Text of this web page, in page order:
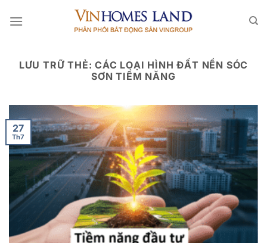
qua
LƯU TRỮ THẺ:CÁC LOẠI HÌNH ĐẤT NỀN SÓC
SƠN TIỀM NĂNG
27
Th7